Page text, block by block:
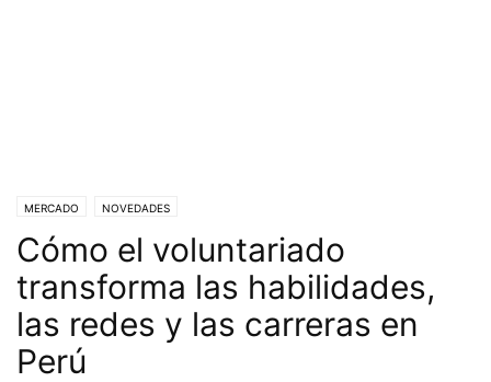
MERCADO NOVEDADES
Cómo el voluntariado
transforma las habilidades,
las redes y las carreras en
Perú